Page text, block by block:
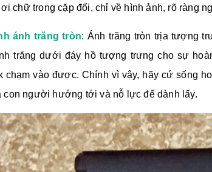
chữ trong cặp đối, chỉ về hình ảnh, rõ ràng
ánh trăng tròn: Ánh trăng tròn trịa tượng
trăng dưới đáy hồ tượng trưng cho sự
chạm vào được. Chính vì vậy, hãy cứ sống
con người hướng tới và nỗ lực để dành lấy.